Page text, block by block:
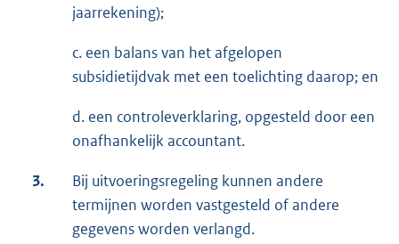
jaarrekening);
c. een balans van het afgelopen
subsidietijdvak met een toelichting daarop; en
d. een controleverklaring, opgesteld door een
onafhankelijk accountant.
3.
Bij uitvoeringsregeling kunnen andere
termijnen worden vastgesteld of andere
gegevens worden verlangd.